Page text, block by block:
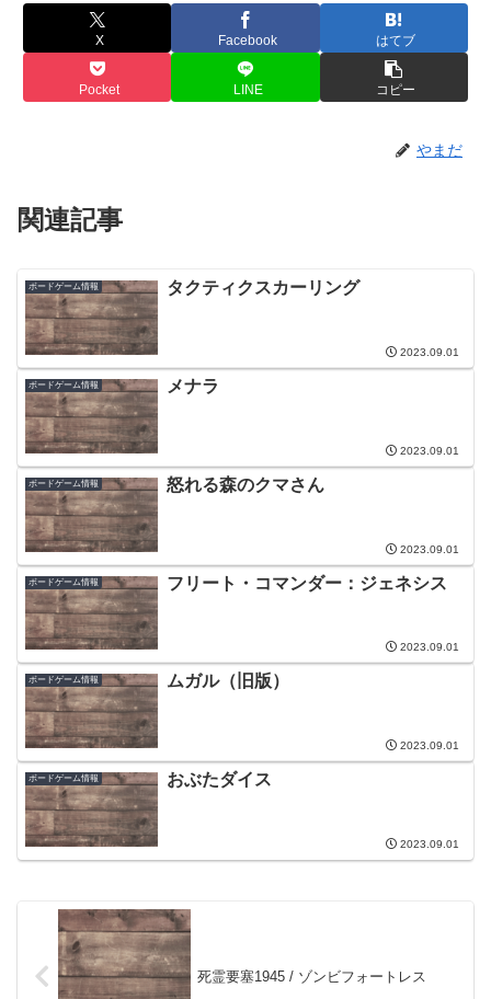
X Facebook はてブ
Pocket LINE コピー
やまだ
関連記事
ボードゲーム情報 タクティクスカーリング
2023.09.01
ボードゲーム情報 メナラ
2023.09.01
ボードゲーム情報 怒れる森のクマさん
2023.09.01
ボードゲーム情報 フリート・コマンダー：ジェネシス
2023.09.01
ボードゲーム情報 ムガル（旧版）
2023.09.01
ボードゲーム情報 おぶたダイス
2023.09.01
死霊要塞1945 / ゾンビフォートレス